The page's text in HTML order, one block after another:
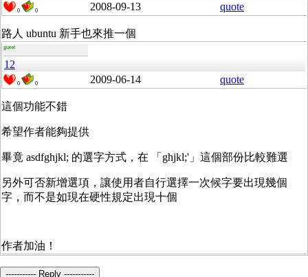
0 0 2008-09-13 quote
路人 ubuntu 新手也來推一個
guest
12
0 0 2009-06-14 quote
這個功能不錯
希望作者能夠提供
畢竟 asdfghjkl; 的選字方式，在 「ghjkl;'」這個部份比較難選
另外可否新增選項，讓使用者自行選擇一次候字要出現幾個
字，而不是如現在硬性規定出現十個
作者加油！
----------- Reply -----------